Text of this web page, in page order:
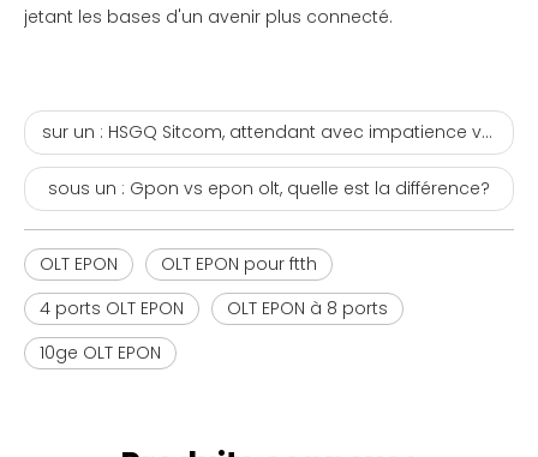
jetant les bases d'un avenir plus connecté.
sur un : HSGQ Sitcom, attendant avec impatience votre attention et votre soutien continue!
sous un : Gpon vs epon olt, quelle est la différence?
OLT EPON
OLT EPON pour ftth
4 ports OLT EPON
OLT EPON à 8 ports
10ge OLT EPON